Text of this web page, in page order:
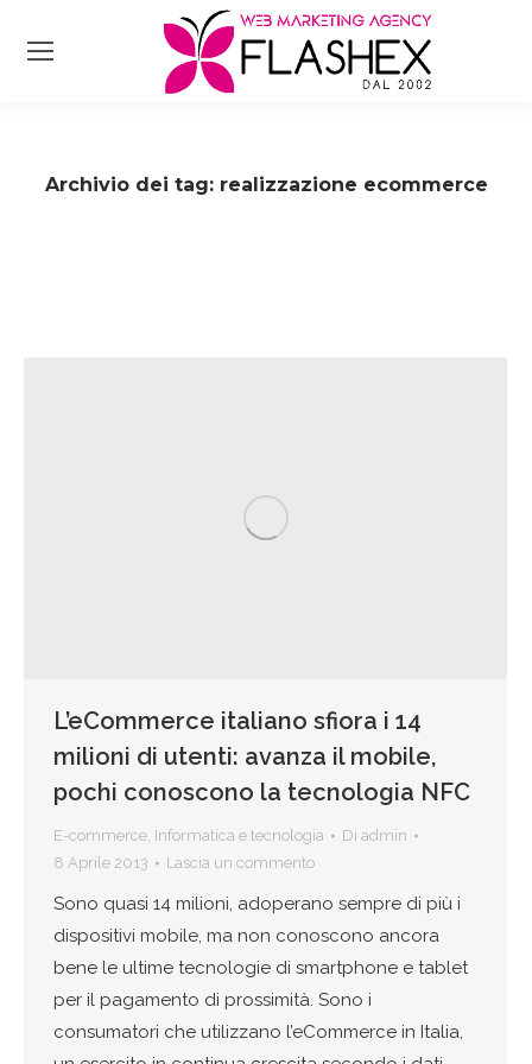
Archivio dei tag: realizzazione ecommerce
L’eCommerce italiano sfiora i 14
milioni di utenti: avanza il mobile,
pochi conoscono la tecnologia NFC
E-commerce, Informatica e tecnologia Di admin
8 Aprile 2013
Lascia un commento
Sono quasi 14 milioni, adoperano sempre di più i
dispositivi mobile, ma non conoscono ancora
bene le ultime tecnologie di smartphone e tablet
per il pagamento di prossimità. Sono i
consumatori che utilizzano l’eCommerce in Italia,